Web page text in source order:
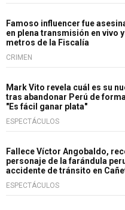
Famoso influencer fue
en plena transmisión en vivo
metros de la Fiscalía
CRIMEN
Mark Vito revela cuál es su
tras abandonar Perú de
"Es fácil ganar plata"
ESPECTÁCULOS
Fallece Víctor Angobaldo,
personaje de la farándula
accidente de tránsito en
ESPECTÁCULOS